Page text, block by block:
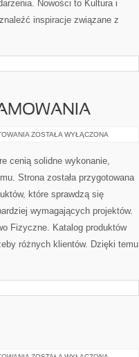
Nowości to Kultura i
inspiracje związane z
RECENZJE
OPROGRAMOWANIA
ZOSTAŁA WYŁĄCZONA
cenią solidne wykonanie,
Strona została przygotowana
które sprawdzą się
wymagających projektów.
Fizyczne. Katalog produktów
różnych klientów. Dzięki temu